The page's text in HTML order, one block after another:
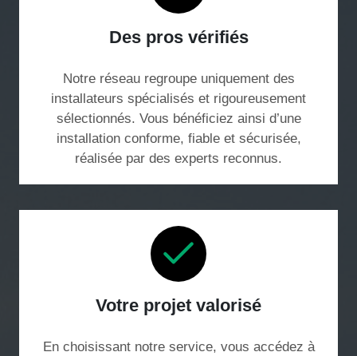
Des pros vérifiés
Notre réseau regroupe uniquement des
installateurs spécialisés et rigoureusement
sélectionnés. Vous bénéficiez ainsi d’une
installation conforme, fiable et sécurisée,
réalisée par des experts reconnus.
Votre projet valorisé
En choisissant notre service, vous accédez à